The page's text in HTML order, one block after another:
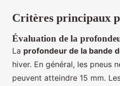
Critères principaux
Évaluation de la
La profondeur de la bande
hiver. En général, les pneus
peuvent atteindre 15 mm.